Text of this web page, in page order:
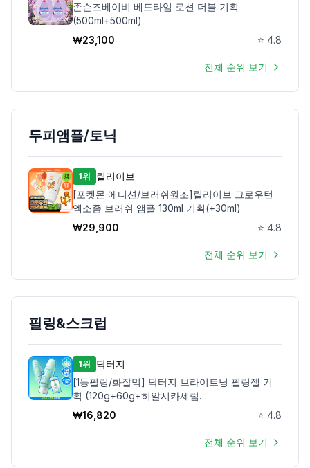
존슨즈베이비 베드타임 로션 더블 기획
(500ml+500ml)
₩23,100 ⭐ 4.8
전체 순위 보기
두피앰플/토닉
1위
릴리이브
[포켓몬 에디션/브러쉬원조]릴리이브 그로우턴
엑소좀 브러쉬 앰플 130ml 기획(+30ml)
₩29,900 ⭐ 4.8
전체 순위 보기
필링&스크럽
1위
닥터지
[1등필링/화잘먹] 닥터지 브라이트닝 필링젤 기
획 (120g+60g+히알시카세럼
2ml/120g+120g+10g)
₩16,820 ⭐ 4.8
전체 순위 보기